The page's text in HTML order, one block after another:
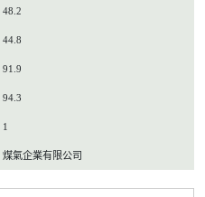
48.2
44.8
91.9
94.3
1
煤氣企業有限公司